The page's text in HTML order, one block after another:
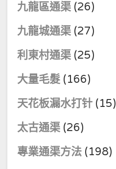
九龍區通渠 (26)
九龍城通渠 (27)
利東村通渠 (25)
大量毛髮 (166)
天花板漏水打针 (15)
太古通渠 (26)
專業通渠方法 (198)